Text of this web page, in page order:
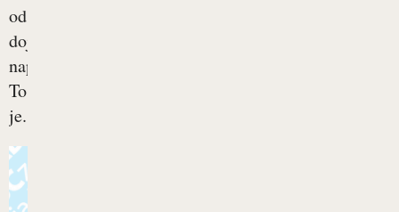
od
dojenčka
naprej.
To
je...